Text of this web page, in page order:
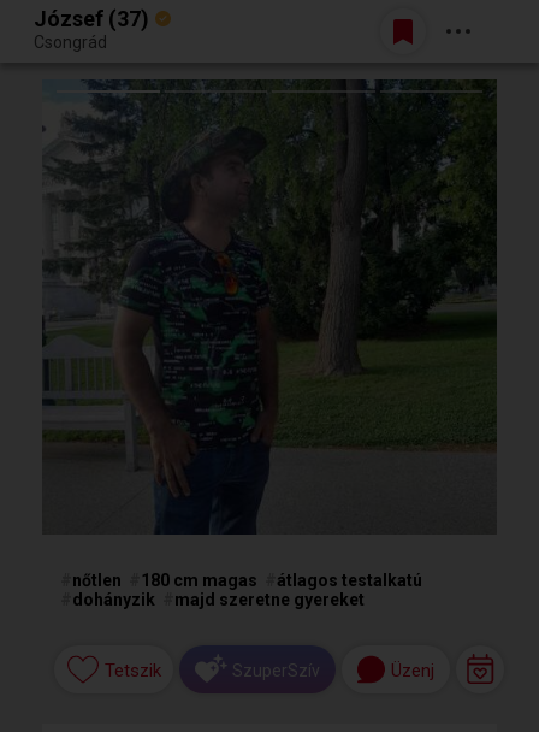
Egy jó randiból bármi lehet.
Belépés
József (37)
Csongrád
nőtlen 180 cm magas
átlagos testalkatú
dohányzik majd szeretne gyereket
Tetszik SzuperSzív Üzenj